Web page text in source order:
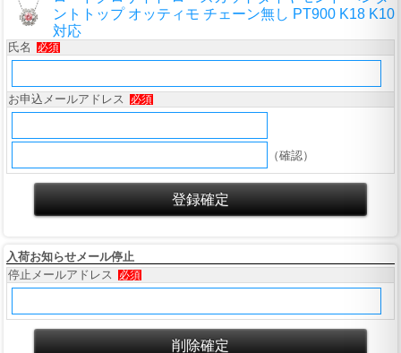
ントトップ オッティモ チェーン無し PT900 K18 K10
対応
氏名 必須
お申込メールアドレス 必須
（確認）
入荷お知らせメール停止
停止メールアドレス
必須